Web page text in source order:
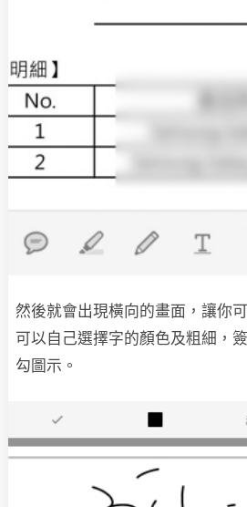
然後就會出現橫向的畫面，讓你
可以自己選擇字的顏色及粗細，
勾圖示。